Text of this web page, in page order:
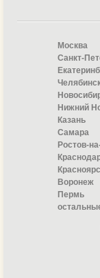
Москва
Санкт-
Нижний
Казань
Самара
Ростов-
Воронеж
Пермь